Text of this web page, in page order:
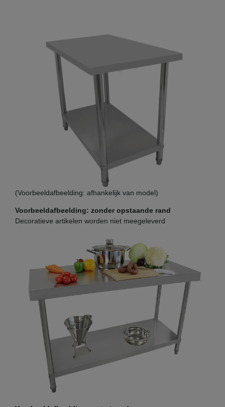
(Voorbeeldafbeelding: afhankelijk van model)
Voorbeeldafbeelding: zonder opstaande rand
Decoratieve artikelen worden niet meegeleverd